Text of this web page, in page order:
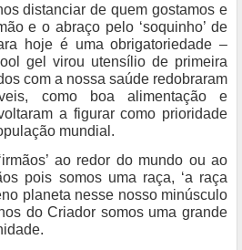
distanciar de quem gostamos e
e o abraço pelo ‘soquinho’ de
hoje é uma obrigatoriedade –
gel virou utensílio de primeira
com a nossa saúde redobraram
como boa alimentação e
a figurar como prioridade
mundial.
ao redor do mundo ou ao
pois somos uma raça, ‘a raça
planeta nesse nosso minúsculo
do Criador somos uma grande